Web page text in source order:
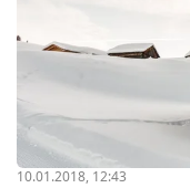
10.01.2018, 12:43